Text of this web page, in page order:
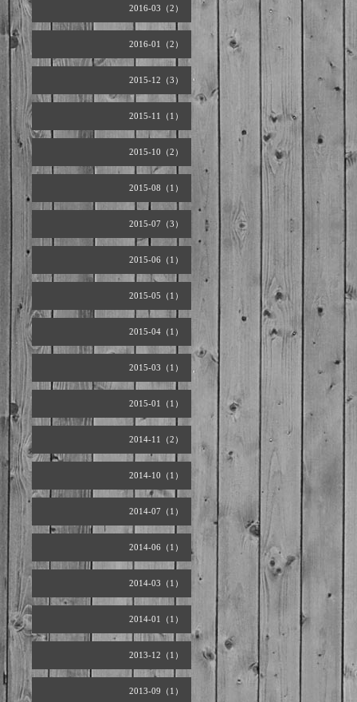
2016-03（2）
2016-01（2）
2015-12（3）
2015-11（1）
2015-10（2）
2015-08（1）
2015-07（3）
2015-06（1）
2015-05（1）
2015-04（1）
2015-03（1）
2015-01（1）
2014-11（2）
2014-10（1）
2014-07（1）
2014-06（1）
2014-03（1）
2014-01（1）
2013-12（1）
2013-09（1）